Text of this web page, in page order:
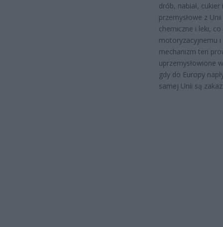
drób, nabiał,
przemysłowe z
chemiczne i leki,
motoryzacyjnemu
mechanizm ten
uprzemysłowione
gdy do Europy
samej Unii są